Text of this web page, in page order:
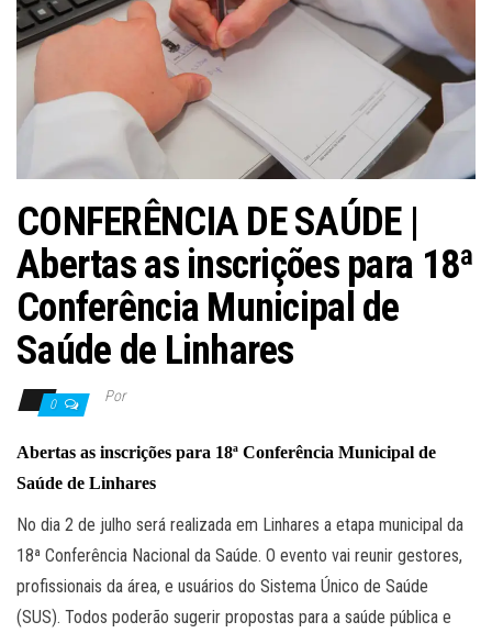
CONFERÊNCIA DE SAÚDE |
Abertas as inscrições para 18ª
Conferência Municipal de
Saúde de Linhares
0 Por
Abertas as inscrições para 18ª Conferência Municipal de
Saúde de Linhares
No dia 2 de julho será realizada em Linhares a etapa municipal da
18ª Conferência Nacional da Saúde. O evento vai reunir gestores,
profissionais da área, e usuários do Sistema Único de Saúde
(SUS). Todos poderão sugerir propostas para a saúde pública e